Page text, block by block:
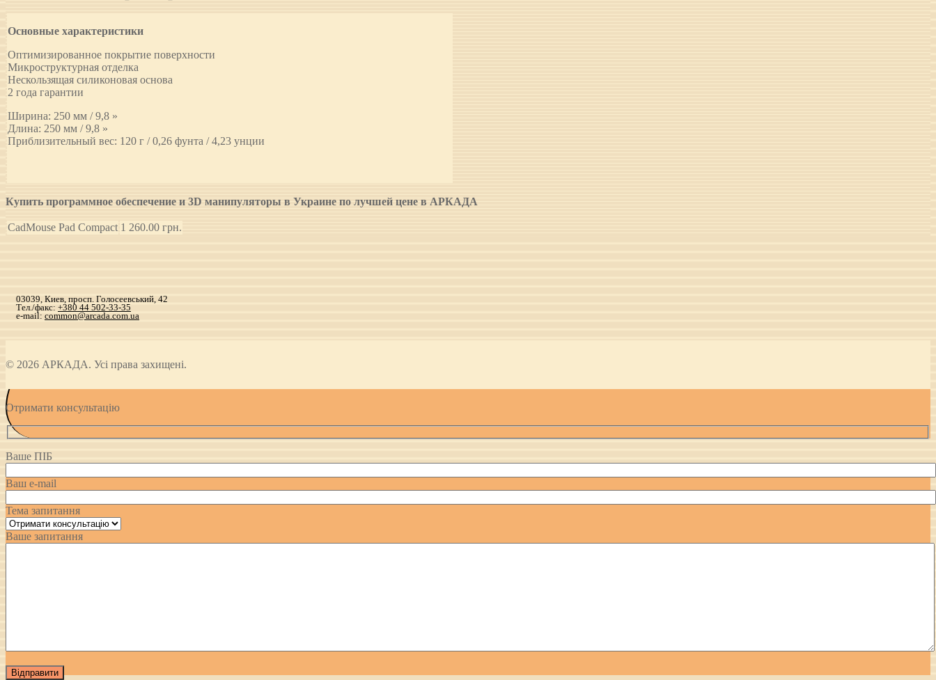
Основные характеристики
Оптимизированное покрытие поверхности
Микроструктурная отделка
Нескользящая силиконовая основа
2 года гарантии
Ширина: 250 мм / 9,8 »
Длина: 250 мм / 9,8 »
Приблизительный вес: 120 г / 0,26 фунта / 4,23 унции
Купить программное обеспечение и 3D манипуляторы в Украине по лучшей цене в АРКАДА
CadMouse Pad Compact 1 260.00 грн.
03039, Киев, просп. Голосеевський, 42
Тел./факс: +380 44 502-33-35
e-mail: common@arcada.com.ua
© 2026 АРКАДА. Усі права захищені.
Отримати консультацію
Ваше ПІБ
Ваш e-mail
Тема запитання
Ваше запитання